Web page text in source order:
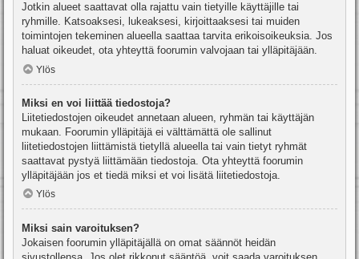
Jotkin alueet saattavat olla rajattu vain tietyille käyttäjille tai
ryhmille. Katsoaksesi, lukeaksesi, kirjoittaaksesi tai muiden
toimintojen tekeminen alueella saattaa tarvita erikoisoikeuksia. Jos
haluat oikeudet, ota yhteyttä foorumin valvojaan tai ylläpitäjään.
Ylös
Miksi en voi liittää tiedostoja?
Liitetiedostojen oikeudet annetaan alueen, ryhmän tai käyttäjän
mukaan. Foorumin ylläpitäjä ei välttämättä ole sallinut
liitetiedostojen liittämistä tietyllä alueella tai vain tietyt ryhmät
saattavat pystyä liittämään tiedostoja. Ota yhteyttä foorumin
ylläpitäjään jos et tiedä miksi et voi lisätä liitetiedostoja.
Ylös
Miksi sain varoituksen?
Jokaisen foorumin ylläpitäjällä on omat säännöt heidän